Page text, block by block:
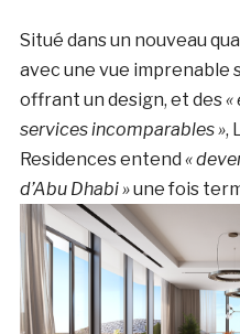
Situé dans un nouveau
avec une vue imprenable
offrant un design, et des«
services incomparables »,
Residences entend «
d’Abu Dhabi »une fois